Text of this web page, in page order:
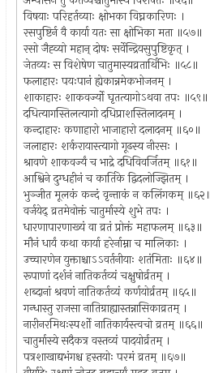
विषयाः परिहर्तव्याः क्षोभका विघ्नकारिणः ।
रसपुष्टिर्न वै कार्या यतः सा क्षोभिका मता ॥५७॥
रसो जैह्व्यो महान् दोषः सर्वेन्द्रियसुपुष्टिकृत् ।
जेतव्यः स विशेषेण चातुमास्यव्रतार्थिभिः ॥५८॥
फलाहारः पयःपानं ह्येकान्नमेकभोजनम् ।
शाकाहारः शाकवर्ज्यो घृतत्यागोऽथवा तपः ॥५९॥
दधित्यागस्तिलत्यागो दधिप्राशस्तिलादनम् ।
कन्दाहारः कणाहारो भाजाहारो दलादनम् ॥६०॥
जलाहारः शर्करायास्त्यागो गूढस्य नीरसः ।
श्रावणे शाकवर्ज्यं च भाद्रे दधिविवर्जितम् ॥६१॥
आश्विने दुग्धहीनं च कार्तिके द्विदलोज्झितम् ।
भुञ्जीत मूलकं कन्दं वृन्ताकं न कलिंगकम् ॥६२॥
वर्जयेद् व्रतमेवोक्तं चातुर्मास्ये शुभे तपः ।
धारणापारणाख्यं वा व्रतं प्रोक्तं महाफलम् ॥६३॥
मौनं धार्यं कथा कार्या हरेर्नाम्ना च मालिकाः ।
उच्चारणेन युक्ताश्चाऽऽवर्तनीयाः शतंमिताः ॥६४॥
रूपाणां दर्शनं नातिकर्तव्यं चक्षुषोर्व्रतम् ।
शब्दानां श्रवणं नातिकर्तव्यं कर्णयोर्व्रतम् ॥६५॥
गन्धास्तु राजसा नातिग्राह्यास्तन्नासिकाव्रतम् ।
नारीनरमिथःस्पर्शो नातिकार्यस्त्वचो व्रतम् ॥६६॥
चातुर्मास्ये सदैकत्र वस्तव्यं पादयोर्व्रतम् ।
पत्रशाखाद्यभंगश्च हस्तयोः परमं व्रतम् ॥६७॥